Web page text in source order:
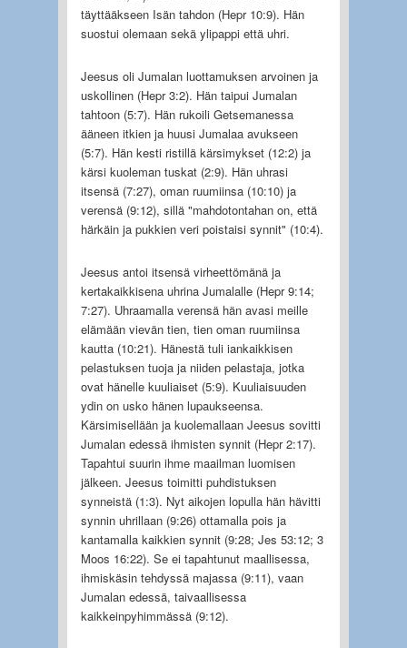
täyttääkseen Isän tahdon (Hepr 10:9). Hän
suostui olemaan sekä ylipappi että uhri.
Jeesus oli Jumalan luottamuksen arvoinen ja
uskollinen (Hepr 3:2). Hän taipui Jumalan
tahtoon (5:7). Hän rukoili Getsemanessa
ääneen itkien ja huusi Jumalaa avukseen
(5:7). Hän kesti ristillä kärsimykset (12:2) ja
kärsi kuoleman tuskat (2:9). Hän uhrasi
itsensä (7:27), oman ruumiinsa (10:10) ja
verensä (9:12), sillä "mahdotontahan on, että
härkäin ja pukkien veri poistaisi synnit" (10:4).
Jeesus antoi itsensä virheettömänä ja
kertakaikkisena uhrina Jumalalle (Hepr 9:14;
7:27). Uhraamalla verensä hän avasi meille
elämään vievän tien, tien oman ruumiinsa
kautta (10:21). Hänestä tuli iankaikkisen
pelastuksen tuoja ja niiden pelastaja, jotka
ovat hänelle kuuliaiset (5:9). Kuuliaisuuden
ydin on usko hänen lupaukseensa.
Kärsimisellään ja kuolemallaan Jeesus sovitti
Jumalan edessä ihmisten synnit (Hepr 2:17).
Tapahtui suurin ihme maailman luomisen
jälkeen. Jeesus toimitti puhdistuksen
synneistä (1:3). Nyt aikojen lopulla hän hävitti
synnin uhrillaan (9:26) ottamalla pois ja
kantamalla kaikkien synnit (9:28; Jes 53:12; 3
Moos 16:22). Se ei tapahtunut maallisessa,
ihmiskäsin tehdyssä majassa (9:11), vaan
Jumalan edessä, taivaallisessa
kaikkeinpyhimmässä (9:12).